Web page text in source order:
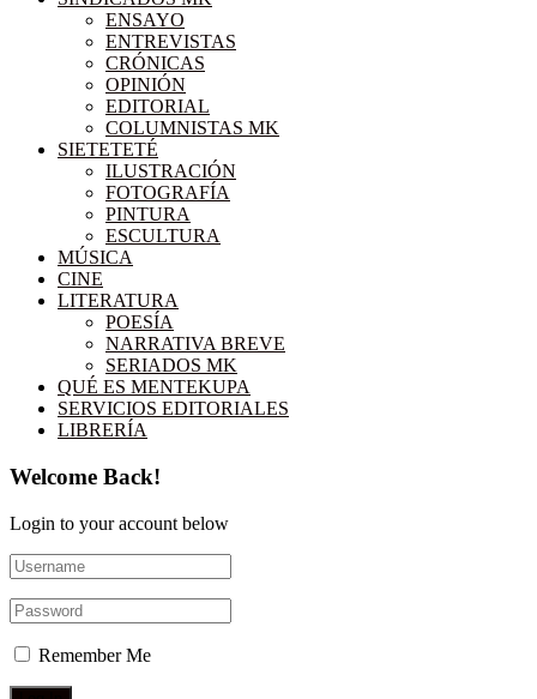
ENSAYO
ENTREVISTAS
CRÓNICAS
OPINIÓN
EDITORIAL
COLUMNISTAS MK
SIETETETÉ
ILUSTRACIÓN
FOTOGRAFÍA
PINTURA
ESCULTURA
MÚSICA
CINE
LITERATURA
POESÍA
NARRATIVA BREVE
SERIADOS MK
QUÉ ES MENTEKUPA
SERVICIOS EDITORIALES
LIBRERÍA
Welcome Back!
Login to your account below
Remember Me